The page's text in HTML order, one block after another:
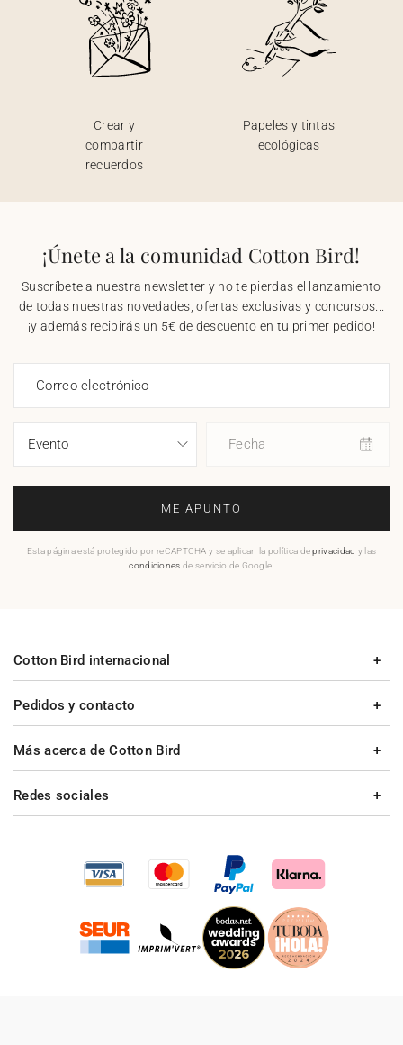
Crear y
compartir
recuerdos
Papeles y tintas
ecológicas
¡Únete a la comunidad Cotton Bird!
Suscríbete a nuestra newsletter y no te pierdas el lanzamiento
de todas nuestras novedades, ofertas exclusivas y concursos...
¡y además recibirás un 5€ de descuento en tu primer pedido!
Correo electrónico
Fecha
ME APUNTO
Esta página está protegido por reCAPTCHA y se aplican la política deprivacidad y las
condiciones de servicio de Google.
Pedidos y contacto
Más acerca de Cotton Bird
Cotton Bird internacional
Redes sociales